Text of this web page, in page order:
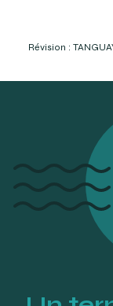
edition. Elseiver,
Révision :